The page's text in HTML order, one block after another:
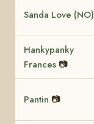
Sanda Love (NO)
Hankypanky
Frances 📷
Pantin 📷